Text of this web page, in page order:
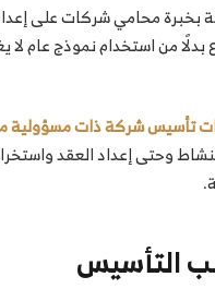
بخبرة محامي شركات على
من استخدام نموذج عام
تأسيس شركة ذات مسؤولية
وحتى إعداد العقد
التأسيس